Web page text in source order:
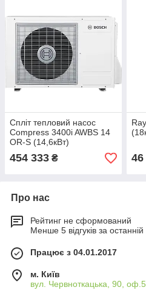
Спліт тепловий насос
Compress 3400i AWBS 14
OR-S (14,6кВт)
454 333 ₴ 46
Про нас
Рейтинг не сформований
Менше 5 відгуків за останній
Працює з 04.01.2017
м. Київ
вул. Червноткацька, 90, оф.5